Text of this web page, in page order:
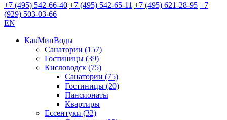
+7 (495) 542-66-40 +7 (495) 542-65-11 +7 (495) 621-28-95 +7
(929) 503-03-66
EN
КавМинВоды
Санатории (157)
Гостиницы (39)
Кисловодск (75)
Санатории (75)
Гостиницы (20)
Пансионаты
Квартиры
Ессентуки (32)